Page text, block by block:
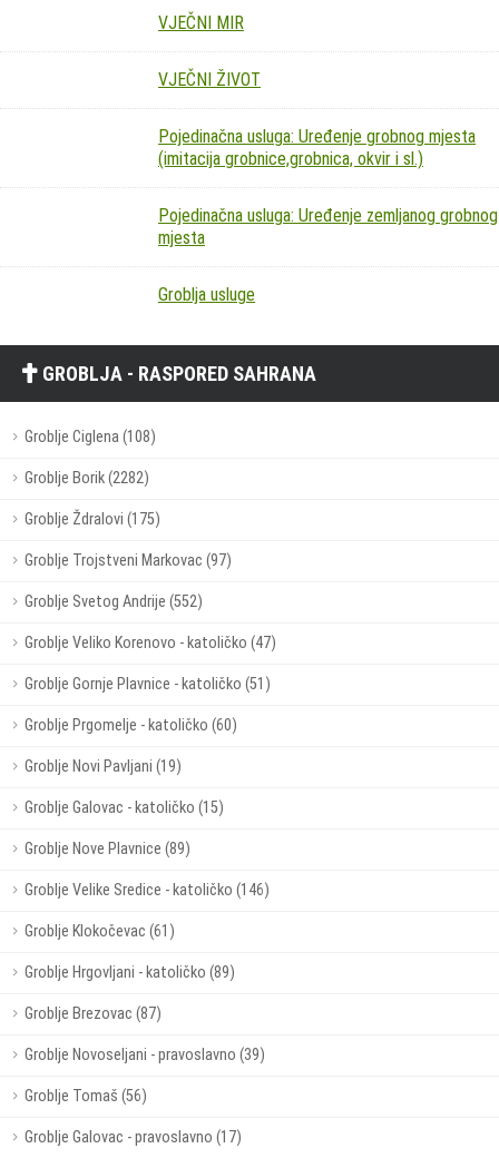
VJEČNI MIR
VJEČNI ŽIVOT
Pojedinačna usluga: Uređenje grobnog mjesta
(imitacija grobnice,grobnica, okvir i sl.)
Pojedinačna usluga: Uređenje zemljanog grobnog
mjesta
Groblja usluge
GROBLJA - RASPORED SAHRANA
Groblje Ciglena (108)
Groblje Borik (2282)
Groblje Ždralovi (175)
Groblje Trojstveni Markovac (97)
Groblje Svetog Andrije (552)
Groblje Veliko Korenovo - katoličko (47)
Groblje Gornje Plavnice - katoličko (51)
Groblje Prgomelje - katoličko (60)
Groblje Novi Pavljani (19)
Groblje Galovac - katoličko (15)
Groblje Nove Plavnice (89)
Groblje Velike Sredice - katoličko (146)
Groblje Klokočevac (61)
Groblje Hrgovljani - katoličko (89)
Groblje Brezovac (87)
Groblje Novoseljani - pravoslavno (39)
Groblje Tomaš (56)
Groblje Galovac - pravoslavno (17)